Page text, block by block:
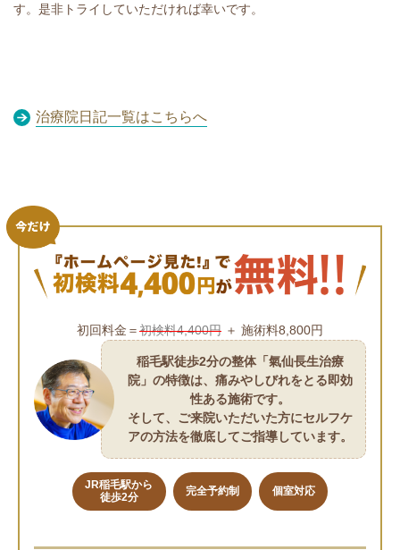
す。是非トライしていただければ幸いです。
治療院日記一覧はこちらへ
初回料金＝初検料4,400円 ＋ 施術料8,800円
稲毛駅徒歩2分の整体「氣仙長生治療
院」の特徴は、痛みやしびれをとる即効
性ある施術です。
そして、ご来院いただいた方にセルフケ
アの方法を徹底してご指導しています。
JR稲毛駅から
徒歩2分
完全予約制 個室対応